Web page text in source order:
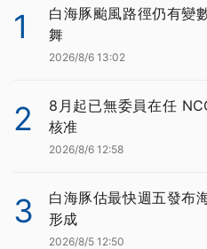
1
白海豚颱風路徑仍有變
舞
2026/8/6 13:02
2
8月起已無委員在任
核准
2026/8/6 12:58
3
白海豚估最快週五發布
形成
2026/8/5 12:50